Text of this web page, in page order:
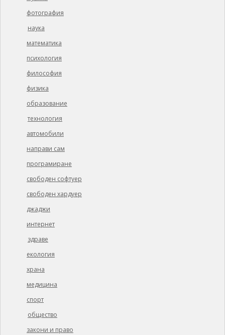
фотография
наука
математика
психология
философия
физика
образование
технология
автомобили
направи сам
програмиране
свободен софтуер
свободен хардуер
джаджи
интернет
здраве
екология
храна
медицина
спорт
общество
закони и право